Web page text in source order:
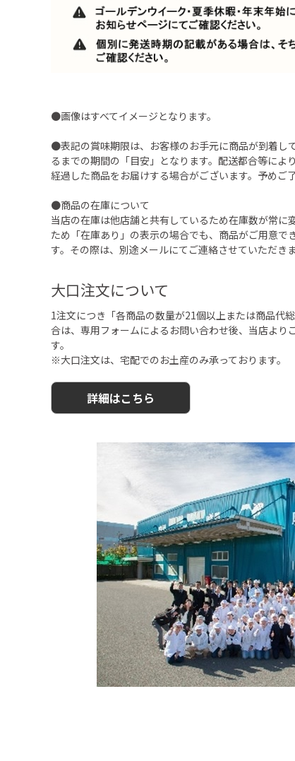
●画像はすべてイメージとなります。
●表記の賞味期限は、お客様のお手元に商品が到着し
るまでの期間の「目安」となります。配送都合等によ
経過した商品をお届けする場合がございます。予めご
●商品の在庫について
当店の在庫は他店舗と共有しているため在庫数が常に
ため「在庫あり」の表示の場合でも、商品がご用意で
す。その際は、別途メールにてご連絡させていただきま
大口注文について
1注文につき「各商品の数量が21個以上または商品代
合は、専用フォームによるお問い合わせ後、当店より
す。
※大口注文は、宅配でのお土産のみ承っております。
詳細はこちら